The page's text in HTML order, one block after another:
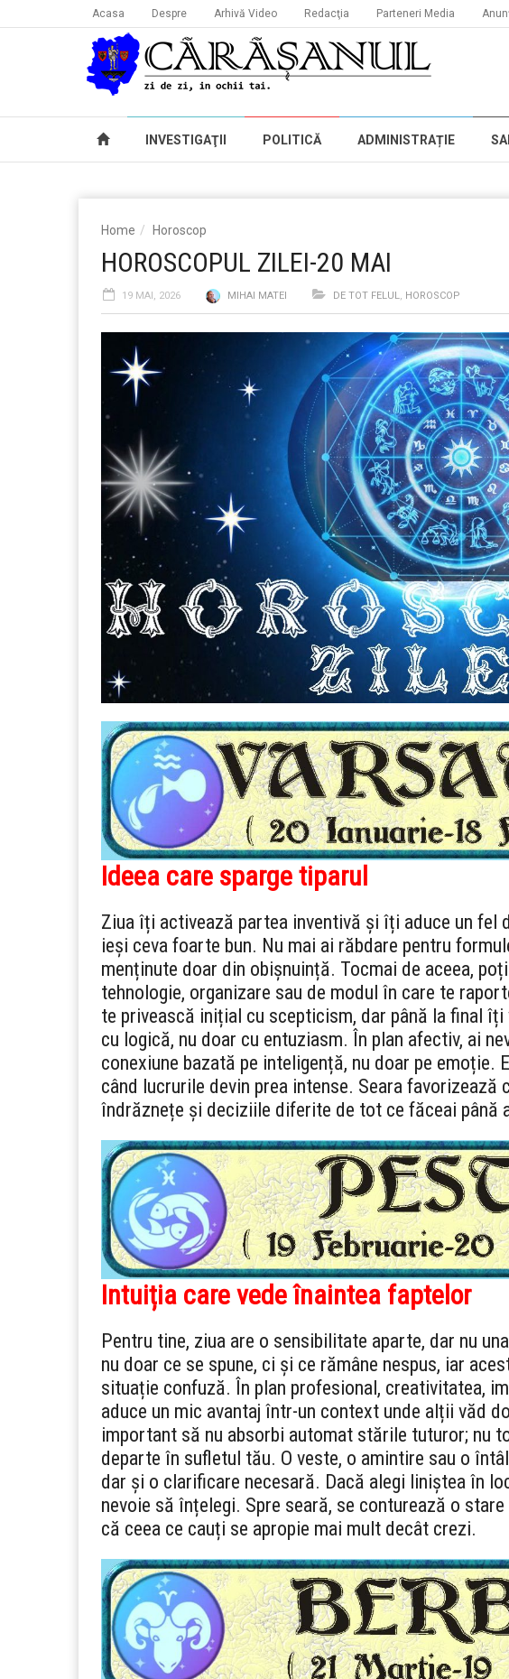
Acasa Despre Arhivă Video Redacţia Parteneri Media
INVESTIGAŢII POLITICĂ ADMINISTRAȚIE
Home Horoscop
HOROSCOPUL ZILEI-20 MAI
19 MAI, 2026 MIHAI MATEI DE TOT FELUL, HOROSCOP
Ideea care sparge tiparul
Ziua îți activează partea inventivă și îți aduce un fel
ieși ceva foarte bun. Nu mai ai răbdare pentru
menținute doar din obișnuință. Tocmai de aceea,
tehnologie, organizare sau de modul în care te
te privească inițial cu scepticism, dar până la final
cu logică, nu doar cu entuziasm. În plan afectiv, ai
conexiune bazată pe inteligență, nu doar pe emoție.
când lucrurile devin prea intense. Seara
îndrăznețe și deciziile diferite de tot ce făceai până
Intuiția care vede înaintea faptelor
Pentru tine, ziua are o sensibilitate aparte, dar nu
nu doar ce se spune, ci și ce rămâne nespus, iar
situație confuză. În plan profesional, creativitatea,
aduce un mic avantaj într-un context unde alții văd
important să nu absorbi automat stările tuturor; nu
departe în sufletul tău. O veste, o amintire sau o
dar și o clarificare necesară. Dacă alegi liniștea în
nevoie să înțelegi. Spre seară, se conturează o
că ceea ce cauți se apropie mai mult decât crezi.